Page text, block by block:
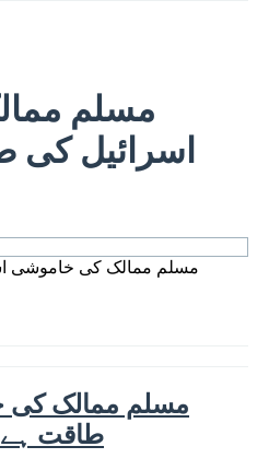
مسلم
اسرائیل
مسلم ممالک کی خاموشی
مسلم ممالک کی
طاقت